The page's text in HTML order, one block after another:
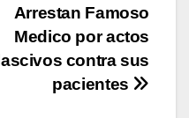
Arrestan Famoso
Medico por actos
lascivos contra sus
pacientes